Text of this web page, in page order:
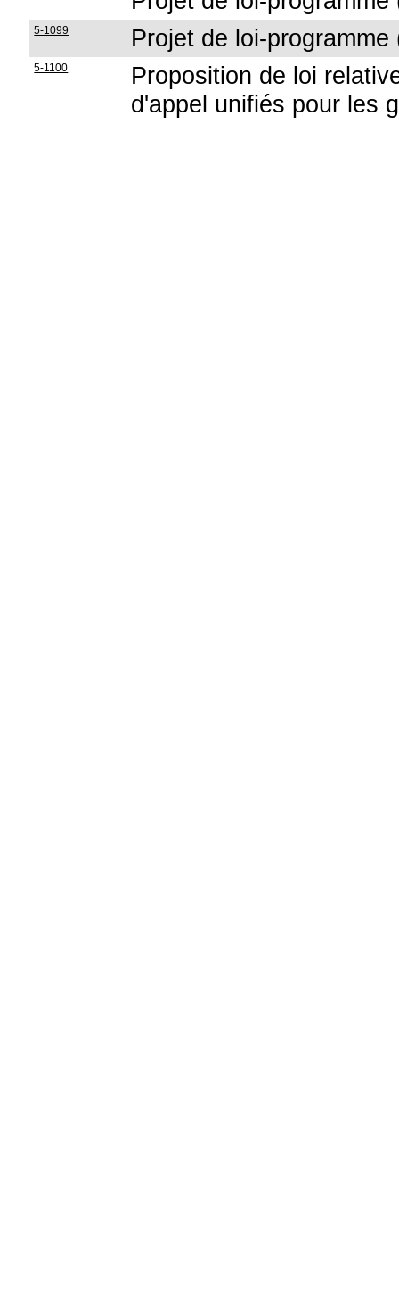
5-1099 Projet de loi-programme
5-1100
Proposition de loi
d'appel unifiés pour les